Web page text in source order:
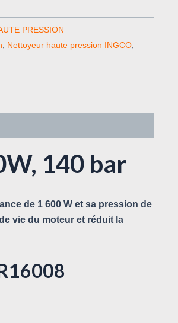
PRESSION
, Nettoyeur haute pression INGCO,
140 bar
de 1 600 W et sa pression de
vie du moteur et réduit la